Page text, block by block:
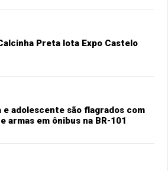
Preta lota Expo Castelo
e adolescente são flagrados com
armas em ônibus na BR-101